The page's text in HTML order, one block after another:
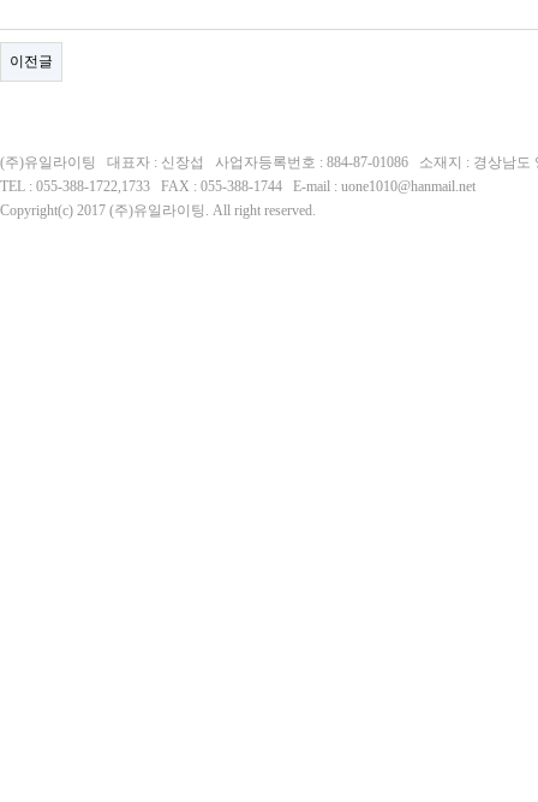
이전글
(주)유일라이팅 대표자 : 신장섭 사업자등록번호 : 884-87-01086 소재지 : 경상남도
TEL : 055-388-1722,1733 FAX : 055-388-1744 E-mail : uone1010@hanmail.net
Copyright(c) 2017 (주)유일라이팅. All right reserved.